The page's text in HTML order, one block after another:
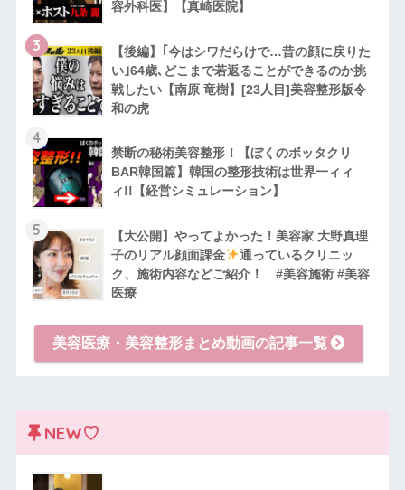
容外科医】【真崎医院】
3
【後編】｢今はシワだらけで…昔の顔に戻りた
い｣64歳､どこまで若返ることができるのか挑
戦したい【南原 竜樹】[23人目]美容整形版令
和の虎
4
禁断の秘術美容整形！【ぼくのボッタクリ
BAR韓国篇】韓国の整形技術は世界一ィィ
ィ!!【経営シミュレーション】
5
【大公開】やってよかった！美容家 大野真理
子のリアル顔面課金
通っているクリニッ
ク、施術内容などご紹介！ #美容施術 #美容
医療
美容医療・美容整形まとめ動画の記事一覧
NEW♡